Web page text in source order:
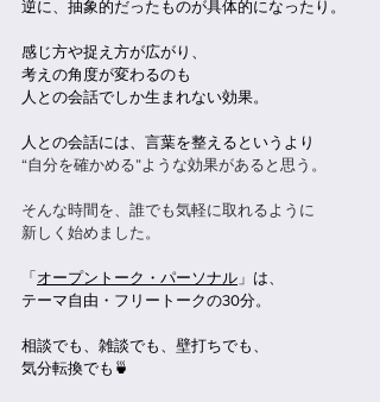
逆に、抽象的だったものが具体的になったり。
感じ方や捉え方が広がり、
考えの角度が変わるのも
人との会話でしか生まれない効果。
人との会話には、言葉を整えるというより
“自分を確かめる”ような効果があると思う。
そんな時間を、誰でも気軽に取れるように
新しく始めました。
「 オープントーク・パーソナル 」は、
テーマ自由・フリートークの30分。
相談でも、雑談でも、壁打ちでも、
気分転換でも🍵